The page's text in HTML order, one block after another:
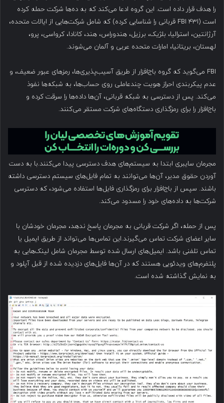
را هدف قرار داده است. این گروه ادعا می‌کند که به ده‌ها شرکت حمله کرده
است (اFBI ۴۳ قربانی را شناسایی کرده) که شامل شرکت‌هایی از ایالات متحده،
آرژانتین، استرالیا، بلژیک، برزیل، هندوراس، هند، کانادا، کرواسی، پرو،
لهستان، بریتانیا، امارات متحده عربی و آلمان می‌شوند.
FBI می‌گوید که گروه باج‌افزار از طریق آسیب‌پذیری‌ها، رمزهای عبور ضعیف، و
عدم پیکربندی احراز هویت چندعاملی روی حساب‌ها، به شبکه‌ها نفوذ
می‌کند. پس از دسترسی به شبکه قربانی، آن‌ها داده‌ها را سرقت کرده و
باج‌افزار را برای رمزگذاری دستگاه‌های شرکت مستقر می‌کنند.
مجرمان سایبری ابتدا به سیستم‌های هدف دسترسی پیدا می‌کنند.با به دست
آوردن حقوق مدیر، آن‌ها می‌توانند به تمام فایل‌های سیستم دسترسی داشته
باشند. سپس از باج‌افزار برای رمزگذاری فایل‌ها استفاده می‌شود، که دسترسی
شرکت‌ها به داده‌های خود را مسدود می‌کند.
پس از حمله، اگر شرکت قربانی به مجرمان پاسخ ندهد، مجرمان خودشان با
سایر اعضای شرکت تماس می‌گیرند.این تماس‌ها می‌تواند از طریق ایمیل یا
تماس تلفنی باشد. ایمیل‌های ارسال شده توسط مجرمان شامل لینک‌هایی به
پلتفرم‌های ویدئویی هستند که در آن‌ها فایل‌های دزدیده شده از قبل آپلود و
به نمایش گذاشته شده است.